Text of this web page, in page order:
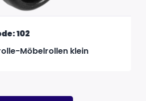
102
Möbelrollen klein